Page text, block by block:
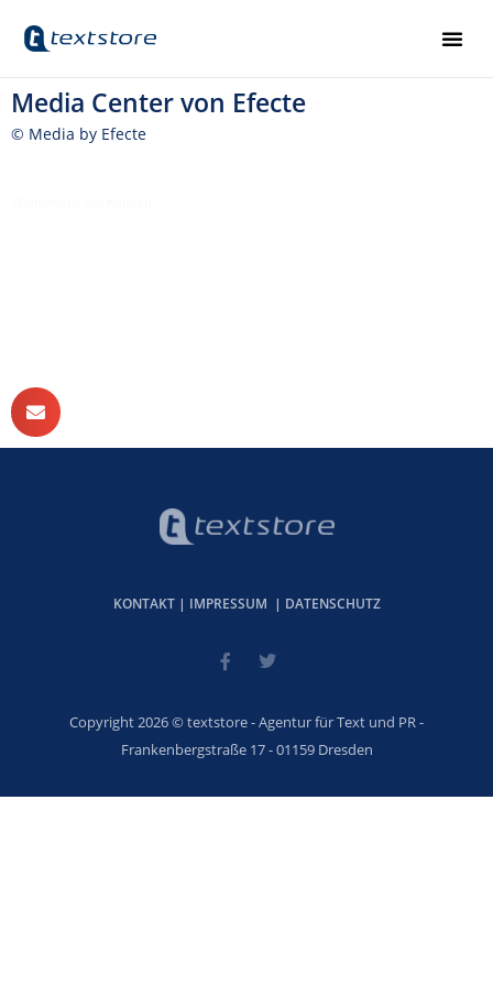
Media Center von Efecte
© Media by Efecte
KONTAKT| IMPRESSUM | DATENSCHUTZ
Copyright 2026 © textstore - Agentur für Text und PR -
Frankenbergstraße 17 - 01159 Dresden